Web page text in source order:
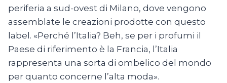
periferia a sud-ovest di Milano, dove vengono
assemblate le creazioni prodotte con questo
label. «Perché l’Italia? Beh, se per i profumi il
Paese di riferimento è la Francia, l’Italia
rappresenta una sorta di ombelico del mondo
per quanto concerne l’alta moda».